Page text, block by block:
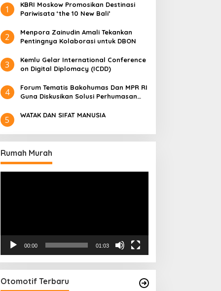
1
​KBRI Moskow Promosikan Destinasi
Pariwisata ‘the 10 New Bali’
2
​Menpora Zainudin Amali Tekankan
Pentingnya Kolaborasi untuk DBON
3
​Kemlu Gelar International Conference
on Digital Diplomacy (ICDD)
4
Forum Tematis Bakohumas Dan MPR RI
Guna Diskusikan Solusi Perhumasan
Masing
5 WATAK DAN SIFAT MANUSIA
Rumah Murah
00:00 01:03
Otomotif Terbaru